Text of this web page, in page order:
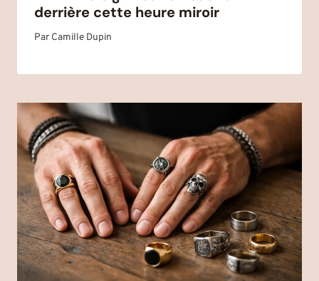
derrière cette heure miroir
Par Camille Dupin